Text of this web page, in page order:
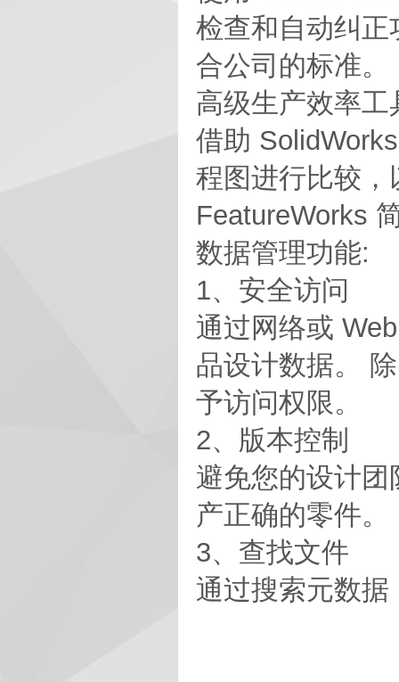
检查和自动纠
合公司的标准。
高级生产效率工
借助
程图进行比较
FeatureWorks
数据管理功能:
1、安全访问
通过网络或
品设计数据。
予访问权限。
2、版本控制
避免您的设计
产正确的零件。
3、查找文件
通过搜索元数